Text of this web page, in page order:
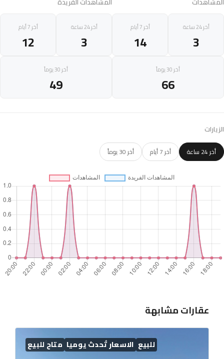
أخر 24 ساعة
3
أخر 7 أيام
14
أخر 30 يوماً
66
أخر 24 ساعة
3
أخر 7 أيام
12
أخر 30 يوماً
49
الزيارات
أخر 24 ساعة أخر 7 أيام أخر 30 يوماً
عقارات مشابهة
للبيع الاسعار تُحدث يوميا متاح للبيع